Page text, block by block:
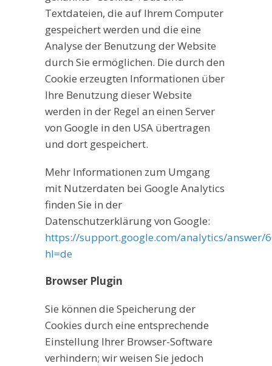
Textdateien, die auf Ihrem Computer
gespeichert werden und die eine
Analyse der Benutzung der Website
durch Sie ermöglichen. Die durch den
Cookie erzeugten Informationen über
Ihre Benutzung dieser Website
werden in der Regel an einen Server
von Google in den USA übertragen
und dort gespeichert.
Mehr Informationen zum Umgang
mit Nutzerdaten bei Google Analytics
finden Sie in der
Datenschutzerklärung von Google:
https://support.google.com/analytics/answer/
hl=de
Browser Plugin
Sie können die Speicherung der
Cookies durch eine entsprechende
Einstellung Ihrer Browser-Software
verhindern; wir weisen Sie jedoch